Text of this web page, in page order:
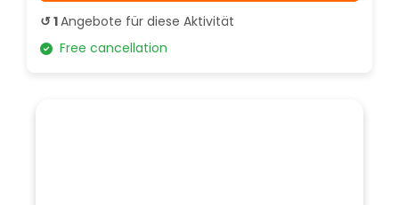
↺ 1Angebote für diese Aktivität
Free cancellation